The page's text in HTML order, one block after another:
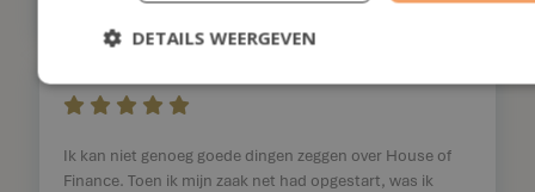
    
Ik kan niet genoeg goede dingen zeggen over House of
Finance. Toen ik mijn zaak net had opgestart, was ik
DETAILS WEERGEVEN